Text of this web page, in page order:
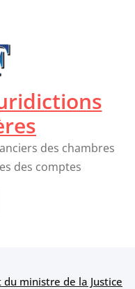
des chambres
des comptes
du ministre de la Justice